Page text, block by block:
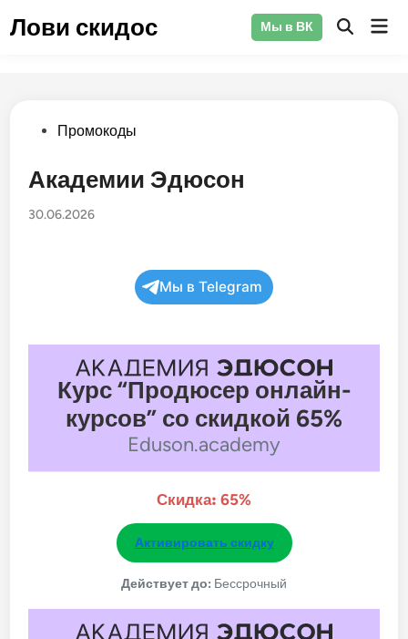
Лови скидос Мы в ВК
Открыть
Опубликовано
Промокоды
Академии Эдюсон
30.06.2026
Мы в Telegram
Курс “Продюсер онлайн-
курсов” со скидкой 65%
Eduson.academy
Скидка: 65%
Активировать скидку
Действует до: Бессрочный